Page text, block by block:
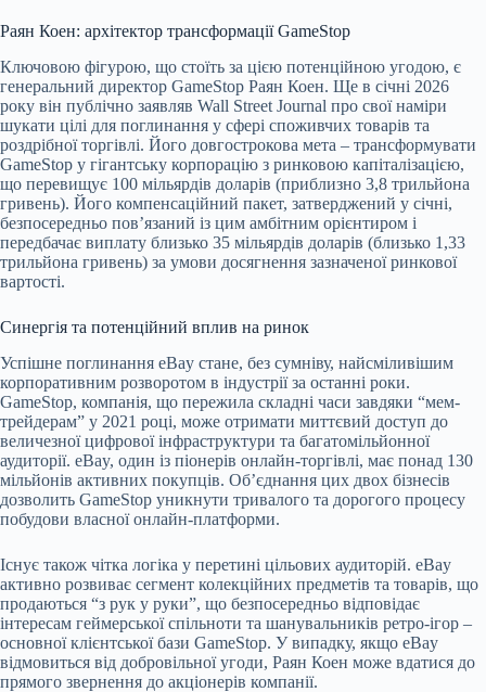
Раян Коен: архітектор трансформації GameStop
Ключовою фігурою, що стоїть за цією потенційною угодою, є
генеральний директор GameStop Раян Коен. Ще в січні 2026
року він публічно заявляв Wall Street Journal про свої наміри
шукати цілі для поглинання у сфері споживчих товарів та
роздрібної торгівлі. Його довгострокова мета – трансформувати
GameStop у гігантську корпорацію з ринковою капіталізацією,
що перевищує 100 мільярдів доларів (приблизно 3,8 трильйона
гривень). Його компенсаційний пакет, затверджений у січні,
безпосередньо пов’язаний із цим амбітним орієнтиром і
передбачає виплату близько 35 мільярдів доларів (близько 1,33
трильйона гривень) за умови досягнення зазначеної ринкової
вартості.
Синергія та потенційний вплив на ринок
Успішне поглинання eBay стане, без сумніву, найсміливішим
корпоративним розворотом в індустрії за останні роки.
GameStop, компанія, що пережила складні часи завдяки “мем-
трейдерам” у 2021 році, може отримати миттєвий доступ до
величезної цифрової інфраструктури та багатомільйонної
аудиторії. eBay, один із піонерів онлайн-торгівлі, має понад 130
мільйонів активних покупців. Об’єднання цих двох бізнесів
дозволить GameStop уникнути тривалого та дорогого процесу
побудови власної онлайн-платформи.
Існує також чітка логіка у перетині цільових аудиторій. eBay
активно розвиває сегмент колекційних предметів та товарів, що
продаються “з рук у руки”, що безпосередньо відповідає
інтересам геймерської спільноти та шанувальників ретро-ігор –
основної клієнтської бази GameStop. У випадку, якщо eBay
відмовиться від добровільної угоди, Раян Коен може вдатися до
прямого звернення до акціонерів компанії.